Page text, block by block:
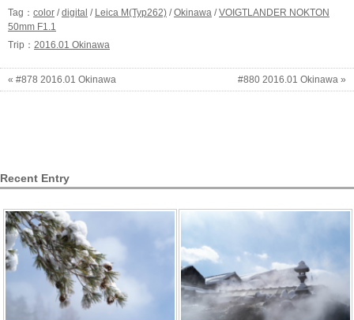
Tag： color /digital / Leica M(Typ262) /Okinawa /VOIGTLANDER NOKTON
50mm F1.1
Trip： 2016.01 Okinawa
« #878 2016.01 Okinawa #880 2016.01 Okinawa »
Recent Entry